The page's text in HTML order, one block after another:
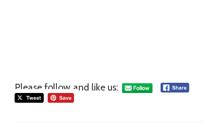
Please follow and like us: